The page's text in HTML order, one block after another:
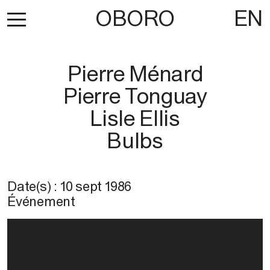
OBORO EN
Pierre Ménard
Pierre Tonguay
Lisle Ellis
Bulbs
Date(s) : 10 sept 1986
Événement